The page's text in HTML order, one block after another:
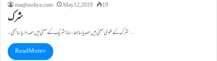
maqbooliya.com
May 12, 2019 19
شرک
شرک کے لغوی معنی ہیں حصہ یا ساجھا ۔ لہٰذا شریک کے معنی ہیں حصہ دار یا ساجھی۔…
Read More »